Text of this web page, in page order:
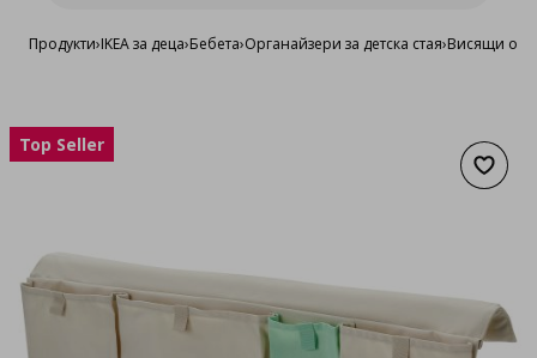
Продукти›IKEA за деца›Бебета›Органайзери за детска стая›Висящи
Top Seller